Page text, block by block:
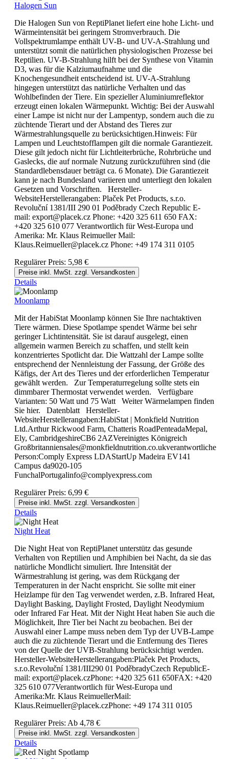
Halogen Sun
Die Halogen Sun von ReptiPlanet liefert eine hohe Licht- und
Wärmeintensität bei geringem Stromverbrauch. Die
Vollspektrumlampe enthält UV-B- und UV-A-Strahlung und
unterstützt somit die natürlichen physiologischen Prozesse bei
Reptilien. UV-B-Strahlung hilft bei der Synthese von Vitamin
D3, was für die Kalziumaufnahme und die
Knochengesundheit entscheidend ist. UV-A-Strahlung
hingegen unterstützt das natürliche Verhalten und das
Wohlbefinden der Tiere. Ein spezieller Aluminiumreflektor
erzeugt einen lokalen Wärmepunkt. Wichtig: Bei der Auswahl
einer Lampe ist nicht nur der Lampentyp, sondern auch die zu
züchtende Tierart und der Abstand des Tieres zur
Wärmestrahlungsquelle zu berücksichtigen.Hinweis: Für
Lampen und Leuchtstofflampen gilt die normale Garantiezeit.
Diese gilt jedoch nicht für Lichtleiterbrüche, Rohrbrüche und
Gaslecks, die auf normale Nutzung zurückzuführen sind (die
Standardlebensdauer beträgt ca. 6 Monate). Die Garantiezeit
kann je nach Bundesland variieren und unterliegt den lokalen
Gesetzen und Vorschriften. Hersteller-
WebsiteHerstellerangaben: Plaček Pet Products, s.r.o.
Revoluční 1381/III 290 01 Poděbrady Czech Republic E-
mail: export@placek.cz Phone: +420 325 611 650 FAX:
+420 325 610 077 Verantwortlich für West-Europa und
Amerika: Mr. Klaus Reimueller Mail:
Klaus.Reimueller@placek.cz Phone: +49 174 311 0105
Regulärer Preis: 5,98 €
Preise inkl. MwSt. zzgl. Versandkosten
Details
Moonlamp
Mit der HabiStat Moonlamp können Sie Ihre nachtaktiven
Tiere wärmen. Diese Spotlampe spendet Wärme bei sehr
geringer Lichtintensität. Sie ist darauf ausgelegt, einen
allgemein warmen Bereich zu schaffen, und stellt kein
konzentriertes Spotlicht dar. Die Wattzahl der Lampe sollte
entsprechend der Nennleistung der Fassung, der Größe des
Käfigs, der Art des Tieres und der erforderlichen Temperatur
gewählt werden. Zur Temperaturregelung sollte stets ein
dimmbarer Thermostat verwendet werden. Verfügbare
Varianten: 50 Watt und 75 Watt Weiter Wärmelampen finden
Sie hier. Datenblatt Hersteller-
WebsiteHerstellerangaben:HabiStat | Monkfield Nutrition
Ltd.Arthur Rickwood Farm, Chatteris RoadPenteadaMepal,
Ely, CambridgeshireCB6 2AZVereinigtes Königreich
Großbritanniensales@monkfieldnutrition.co.ukverantwortliche
Person:Comply Express LDAStartUp Madeira EV141
Campus da9020-105
FunchalPortugalinfo@complyexpress.com
Regulärer Preis: 6,99 €
Preise inkl. MwSt. zzgl. Versandkosten
Details
Night Heat
Die Night Heat von ReptiPlanet unterstütz das gesunde
Verhalten von Reptilien und Amphibien bei Nacht, da sie das
natürliche Mondlicht simuliert. Ihre Intensität der
Wärmestrahlung ist gering, was dem Rückgang der
Temperaturen in der Nacht enspricht. Sie sollte mit einer
Heizlampe für den Tag verwendet werden, z.B. Infrared Heat,
Daylight Basking, Daylight Frosted, Daylight Neodymium
oder Infrared Far Heat. Mit der Night Heat haben Sie auch die
Möglichkeit, Ihre Tier bei Nacht zu beobachen. Bei der
Auswahl einer Lampe muss neben dem Typ der UVB-Lampe
auch die zu züchtende Tierart und die Entfernung des Tieres
von der Quelle der UVB-Strahlung berücksichtigt werden.
Hersteller-WebsiteHerstellerangaben:Plaček Pet Products,
s.r.o.Revoluční 1381/III290 01 PoděbradyCzech RepublicE-
mail: export@placek.czPhone: +420 325 611 650FAX: +420
325 610 077Verantwortlich für West-Europa und
Amerika:Mr. Klaus ReimuellerMail:
Klaus.Reimueller@placek.czPhone: +49 174 311 0105
Regulärer Preis: Ab 4,78 €
Preise inkl. MwSt. zzgl. Versandkosten
Details